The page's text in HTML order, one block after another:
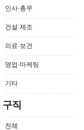
인사·총무
건설·제조
의료·보건
영업·마케팅
기타
구직
전체